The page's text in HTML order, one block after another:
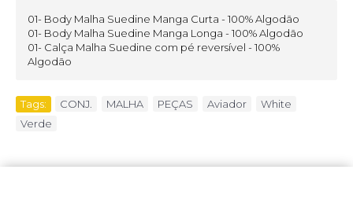
01- Body Malha Suedine Manga Curta - 100% Algodão
01- Body Malha Suedine Manga Longa - 100% Algodão
01- Calça Malha Suedine com pé reversível - 100%
Algodão
Tags: CONJ. MALHA PEÇAS Aviador White
Verde